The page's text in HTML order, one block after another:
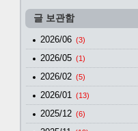
글 보관함
2026/06 (3)
2026/05 (1)
2026/02 (5)
2026/01 (13)
2025/12 (6)